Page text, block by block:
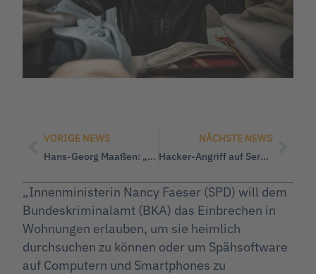
VORIGE NEWS
Hans-Georg Maaßen: „Können dankbar sein, dass Elon Musk die Fahne der Meinungsfreiheit hochhält.“
NÄCHSTE NEWS
Hacker-Angriff auf Server der WerteUnion!
„Innenministerin Nancy Faeser (SPD) will dem
Bundeskriminalamt (BKA) das Einbrechen in
Wohnungen erlauben, um sie heimlich
durchsuchen zu können oder um Spähsoftware
auf Computern und Smartphones zu